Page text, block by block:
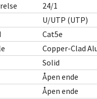
24/1
U/UTP (UTP)
Cat5e
Copper-Clad
Solid
Åpen ende
Åpen ende